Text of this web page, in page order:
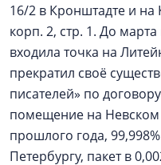
16/2 в Кронштадте и на
корп. 2, стр. 1. До
входила точка на
прекратил своё
писателей» по
помещение на
прошлого года,
Петербургу, пакет в